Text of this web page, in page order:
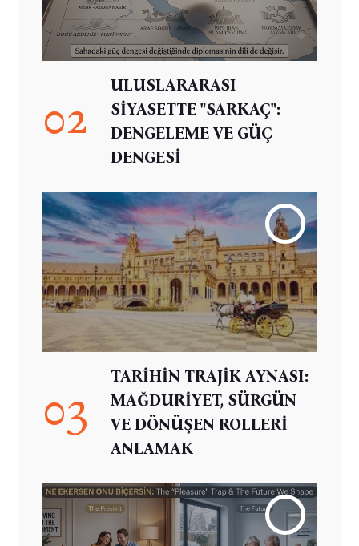
02
ULUSLARARASI
SİYASETTE "SARKAÇ":
DENGELEME VE GÜÇ
DENGESİ
03
TARİHİN TRAJİK AYNASI:
MAĞDURİYET, SÜRGÜN
VE DÖNÜŞEN ROLLERİ
ANLAMAK